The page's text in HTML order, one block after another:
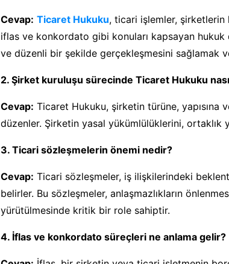
Cevap: Ticaret Hukuku, ticari işlemler,
iflas ve konkordato gibi konuları kapsayan hukuk
ve düzenli bir şekilde gerçekleşmesini sağlamak
2. Şirket kuruluşu sürecinde Ticaret Hukuku
Cevap: Ticaret Hukuku, şirketin türüne, yapısına
düzenler. Şirketin yasal yükümlülüklerini, ortaklık
3. Ticari sözleşmelerin önemi nedir?
Cevap: Ticari sözleşmeler, iş ilişkilerindeki
belirler. Bu sözleşmeler, anlaşmazlıkların
yürütülmesinde kritik bir role sahiptir.
4. İflas ve konkordato süreçleri ne anlama gelir?